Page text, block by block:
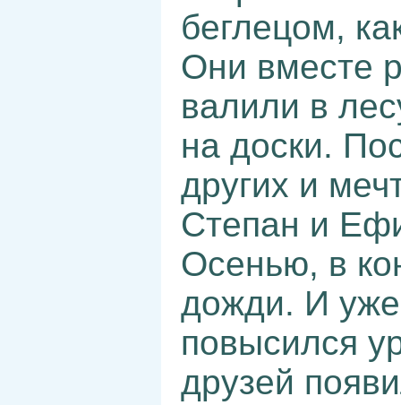
беглецом,
Они вместе
валили в
на доски.
других и
Степан и
Осенью, в
дожди. И
повысился
друзей